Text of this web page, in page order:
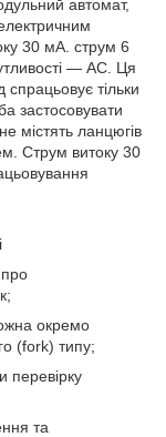
автомат,
30 мА. струм 6
— AC. Ця
тільки
застосовувати
містять ланцюгів
Струм витоку 30
про
окремо
(fork) типу;
перевірку
та